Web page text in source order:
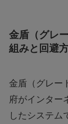
金盾（グレ
組みと回避
金盾（グレー
府がインター
したシステム